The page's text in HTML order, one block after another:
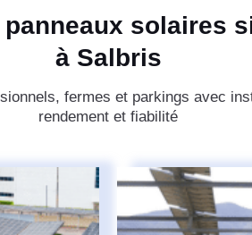
solaires
à Salbris
fermes et parkings avec
rendement et fiabilité